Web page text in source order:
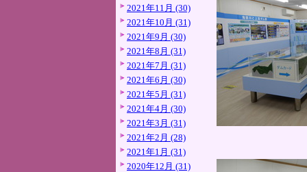
2021年11月 (30)
2021年10月 (31)
2021年9月 (30)
2021年8月 (31)
2021年7月 (31)
2021年6月 (30)
2021年5月 (31)
2021年4月 (30)
2021年3月 (31)
2021年2月 (28)
2021年1月 (31)
2020年12月 (31)